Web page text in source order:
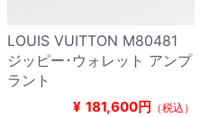
LOUIS VUITTON M80481
ジッピー･ウォレット アンプ
ラント
¥ 181,600円 （税込）